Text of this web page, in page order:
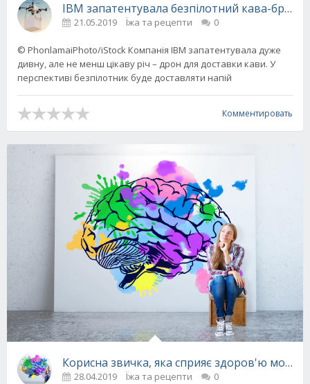
IBM запатентувала безпілотний кава-
21.05.2019 Їжа та рецепти 0
© PhonlamaiPhoto/iStock Компанія IBM запатентувала дуже
дивну, але не менш цікаву річ – дрон для доставки кави. У
перспективі безпілотник буде доставляти напій
Комментировать
Корисна звичка, яка сприяє здоров'ю мозку
28.04.2019 Їжа та рецепти 0